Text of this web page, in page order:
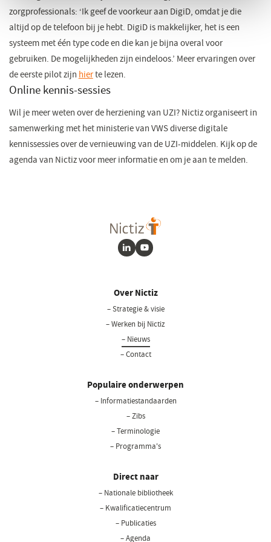
zorgprofessionals: ‘Ik geef de voorkeur aan DigiD, omdat je die
altijd op de telefoon bij je hebt. DigiD is makkelijker, het is een
systeem met één type code en die kan je bijna overal voor
gebruiken. De mogelijkheden zijn eindeloos.’ Meer ervaringen over
de eerste pilot zijn hier(opent
in
te lezen.
Online kennis-sessies
Wil je meer weten over de herziening van UZI? Nictiz organiseert in
samenwerking met het ministerie van VWS diverse digitale
kennissessies over de vernieuwing van de UZI-middelen. Kijk op de
agenda van Nictiz voor meer informatie en om je aan te melden.
LinkedInYoutube
Over Nictiz
– Strategie & visie
– Werken bij Nictiz
– Nieuws
– Contact
Populaire onderwerpen
– Informatiestandaarden
– Zibs
– Terminologie
– Programma's
Direct naar
– Nationale bibliotheek(opent
– Kwalificatiecentrum
– Publicaties
– Agenda